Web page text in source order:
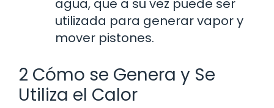
agua, que a su vez puede ser
utilizada para generar vapor y
mover pistones.
2 Cómo se Genera y Se
Utiliza el Calor